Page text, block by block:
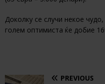
Доколку се случи некое
голем оптимиста ќе добие
PREVIOUS